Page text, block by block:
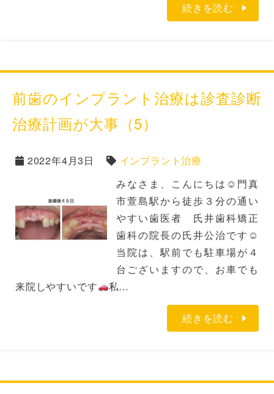
続きを読む
前歯のインプラント治療は診査診断
治療計画が大事（5）
2022年4月3日
インプラント治療
みなさま、こんにちは☺門真
市萱島駅から徒歩３分の通い
やすい歯医者 氏井歯科矯正
歯科の院長の氏井公治です☺
当院は、駅前でも駐車場が４
台ございますので、お車でも
来院しやすいです
私…
続きを読む